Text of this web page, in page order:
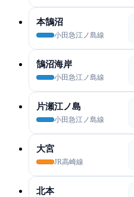
本鵠沼
小田急江ノ島線
鵠沼海岸
小田急江ノ島線
片瀬江ノ島
小田急江ノ島線
大宮
JR高崎線
北本